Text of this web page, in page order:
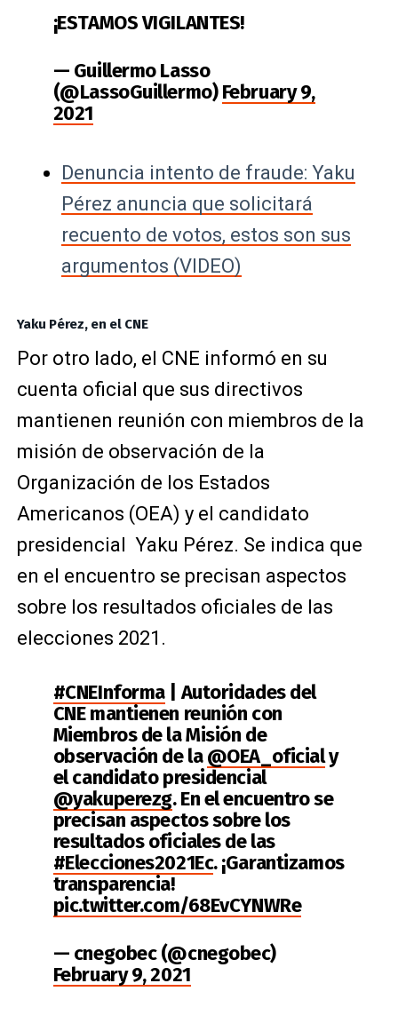
¡ESTAMOS VIGILANTES!
— Guillermo Lasso
(@LassoGuillermo)February 9,
2021
Denuncia intento de fraude: Yaku
Pérez anuncia que solicitará
recuento de votos, estos son sus
argumentos (VIDEO)
Yaku Pérez, en el CNE
Por otro lado, el CNE informó en su
cuenta oficial que sus directivos
mantienen reunión con miembros de la
misión de observación de la
Organización de los Estados
Americanos (OEA) y el candidato
presidencial Yaku Pérez. Se indica que
en el encuentro se precisan aspectos
sobre los resultados oficiales de las
elecciones 2021.
#CNEInforma| Autoridades del
CNE mantienen reunión con
Miembros de la Misión de
observación de la@OEA_oficialy
el candidato presidencial
@yakuperezg. En el encuentro se
precisan aspectos sobre los
resultados oficiales de las
#Elecciones2021Ec. ¡Garantizamos
transparencia!
pic.twitter.com/68EvCYNWRe
— cnegobec (@cnegobec)
February 9, 2021